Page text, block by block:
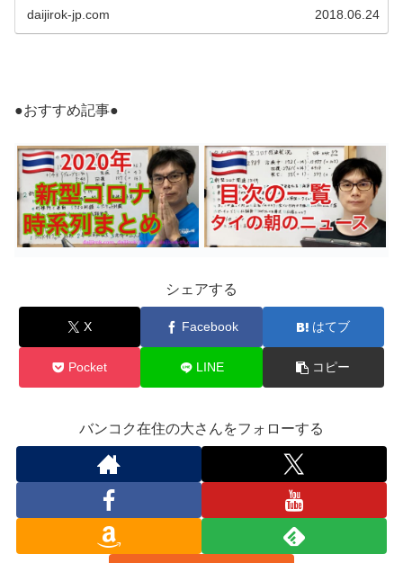
daijirok-jp.com 2018.06.24
●おすすめ記事●
シェアする
X Facebook はてブ
Pocket LINE コピー
バンコク在住の大さんをフォローする